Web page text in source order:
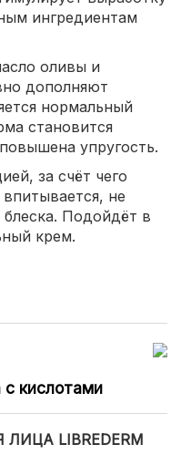
ингредиентам
оливы и
дополняют
нормальный
становится
упругость.
за счёт чего
не
Подойдёт в
крем.
с кислотами
LIBREDERM